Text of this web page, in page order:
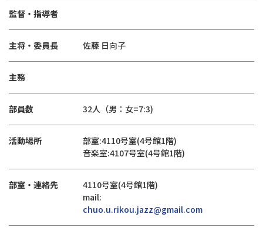
監督・指導者
主将・委員長 佐藤 日向子
主務
部員数 32人（男：女=7:3)
活動場所
部室:4110号室(4号館1階)
音楽室:4107号室(4号館1階)
部室・連絡先
4110号室(4号館1階)
mail:
chuo.u.rikou.jazz@gmail.com